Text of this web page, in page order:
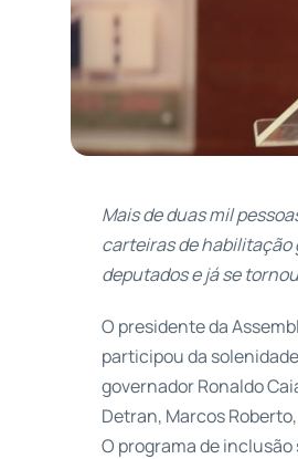
Mais de duas mil
carteiras de habilitação
deputados e já se
O presidente da
participou da
governador Ronaldo
Detran, Marcos
O programa de